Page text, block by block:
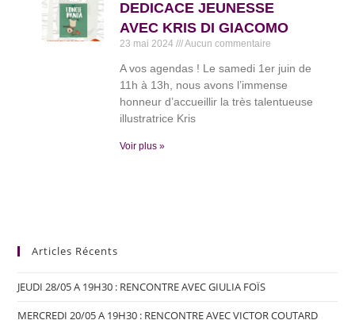
DEDICACE JEUNESSE
AVEC KRIS DI GIACOMO
23 mai 2024 Aucun commentaire
A vos agendas ! Le samedi 1er juin de
11h à 13h, nous avons l’immense
honneur d’accueillir la très talentueuse
illustratrice Kris
Voir plus »
Articles Récents
JEUDI 28/05 A 19H30 : RENCONTRE AVEC GIULIA FOÏS
MERCREDI 20/05 A 19H30 : RENCONTRE AVEC VICTOR COUTARD